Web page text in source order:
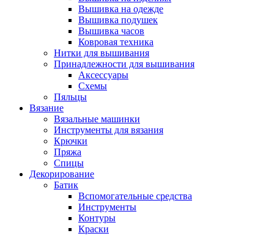
Вышивка на одежде
Вышивка подушек
Вышивка часов
Ковровая техника
Нитки для вышивания
Принадлежности для вышивания
Аксессуары
Схемы
Пяльцы
Вязание
Вязальные машинки
Инструменты для вязания
Крючки
Пряжа
Спицы
Декорирование
Батик
Вспомогательные средства
Инструменты
Контуры
Краски